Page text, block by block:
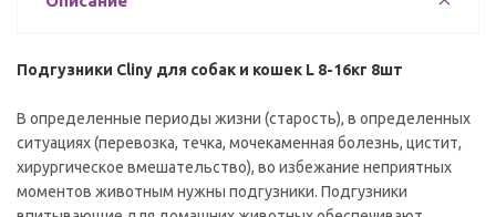
Подгузники Cliny для собак и кошек L 8-16кг 8шт
В определенные периоды жизни (старость), в определенных
ситуациях (перевозка, течка, мочекаменная болезнь, цистит,
хирургическое вмешательство), во избежание неприятных
моментов животным нужны подгузники. Подгузники